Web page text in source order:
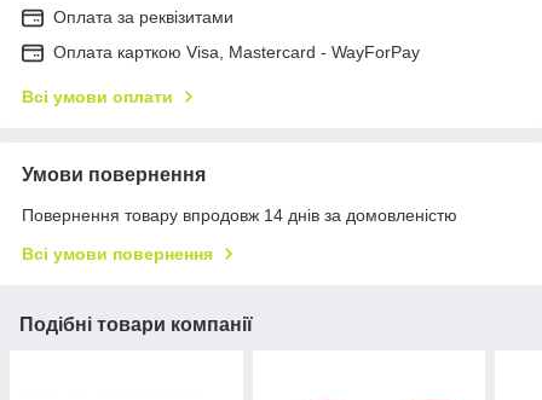
Оплата за реквізитами
Оплата карткою Visa, Mastercard - WayForPay
Всі умови оплати
Умови повернення
Повернення товару впродовж 14 днів за домовленістю
Всі умови повернення
Подібні товари компанії